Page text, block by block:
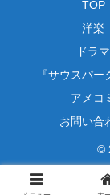
TOP
洋楽
ドラマ
『サウスパー
アメコ
お問い合
©